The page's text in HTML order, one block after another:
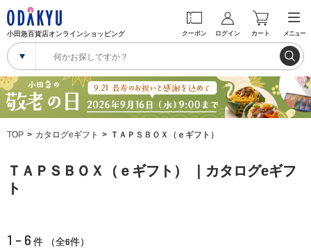
小田急百貨店オンラインショッピング クーポン ログイン カート メニュー
TOP カタログeギフト ＴＡＰＳＢＯＸ（ｅギフト）
ＴＡＰＳＢＯＸ（ｅギフト） ｜カタログeギフ
ト
1 - 6 件 （全6件）